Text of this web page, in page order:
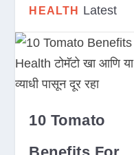
HEALTH Latest
10 Tomato